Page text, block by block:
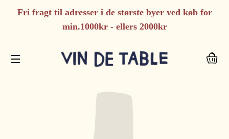
Fri fragt til adresser i de største byer ved køb for
min.1000kr - ellers 2000kr